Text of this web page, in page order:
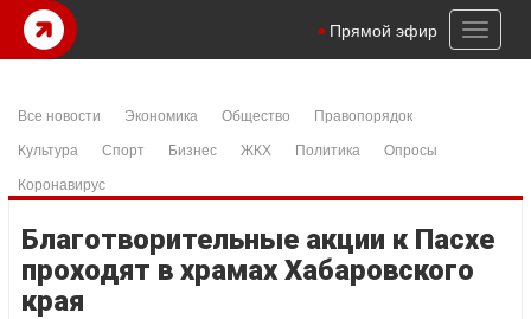
Toggle
Прямой эфир
Все новости Экономика Общество
Правопорядок
Культура
Спорт Бизнес ЖКХ Политика
Опросы
Коронавирус
Благотворительные акции к Пасхе
проходят в храмах Хабаровского
края